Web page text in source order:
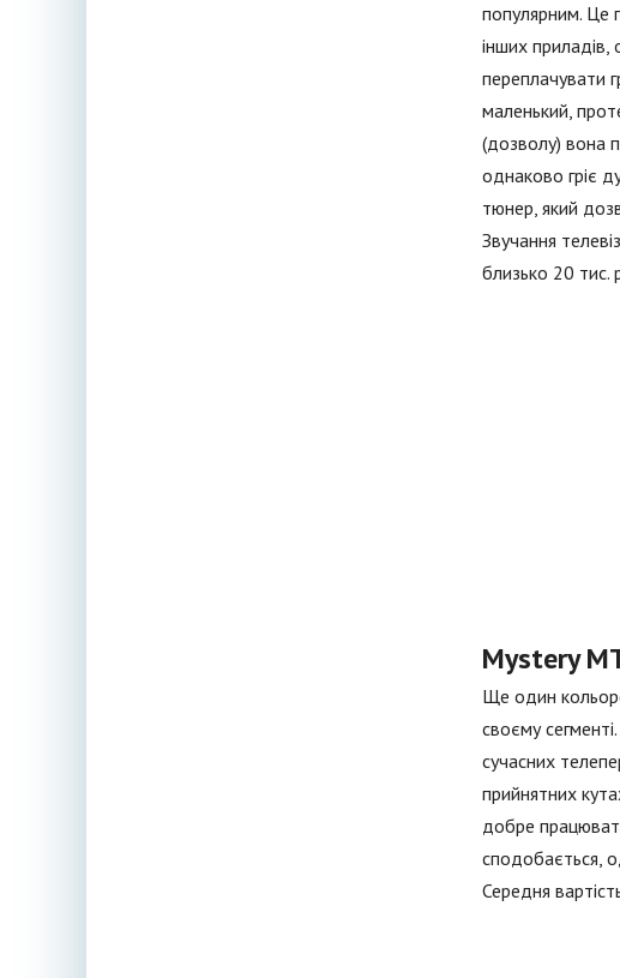
популярним. Це
інших
переплачувати
маленький,
(дозволу) вона
однаково гріє
тюнер, який
Звучання
близько 20 тис.
Mystery
Ще один
своєму
сучасних
прийнятних
добре
сподобається,
Середня